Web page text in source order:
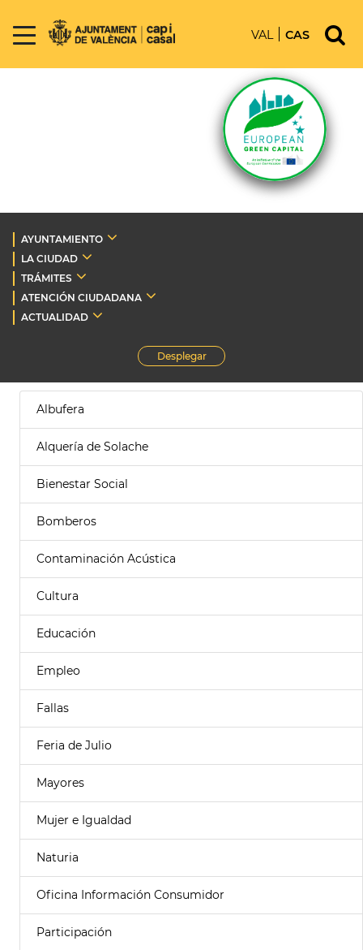
VAL CAS
AYUNTAMIENTO
LA CIUDAD
TRÁMITES
ATENCIÓN CIUDADANA
ACTUALIDAD
Desplegar
Albufera
Alquería de Solache
Bienestar Social
Bomberos
Contaminación Acústica
Cultura
Educación
Empleo
Fallas
Feria de Julio
Mayores
Mujer e Igualdad
Naturia
Oficina Información Consumidor
Participación